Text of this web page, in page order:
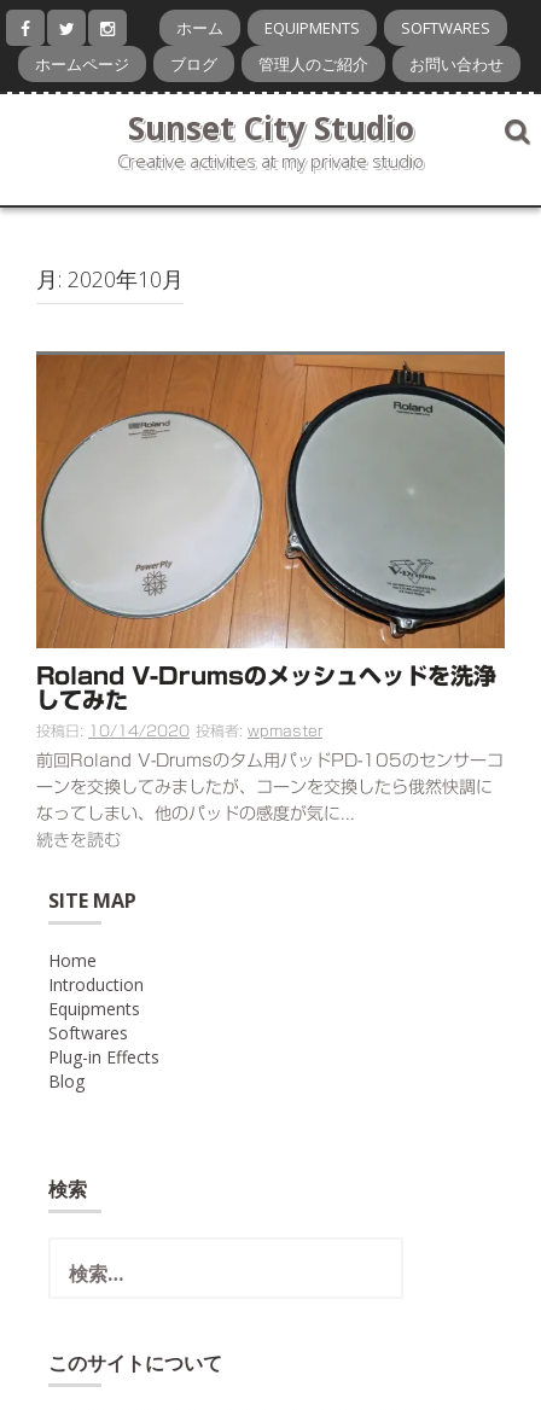
コ
ッ
ホーム EQUIPMENTS
SOFTWARES
ホームページ
ブログ 管理人のご紹介 お問い合わせ
Sunset City Studio
Creative activites at my private studio
月: 2020年10月
Roland V-Drumsのメッシュヘッドを洗浄
してみた
投稿日: 10/14/2020 投稿者: wpmaster
前回Roland V-Drumsのタム用パッドPD-105のセンサーコ
ーンを交換してみましたが、コーンを交換したら俄然快調に
なってしまい、他のパッドの感度が気に...
続きを読む
SITE MAP
Home
Introduction
Equipments
Softwares
Plug-in Effects
Blog
検索
このサイトについて